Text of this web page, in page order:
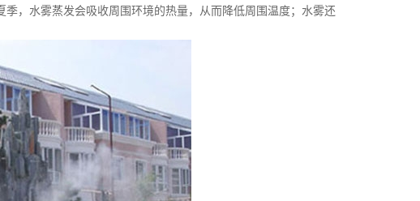
，水雾蒸发会吸收周围环境的热量，从而降低周围温度；水雾还